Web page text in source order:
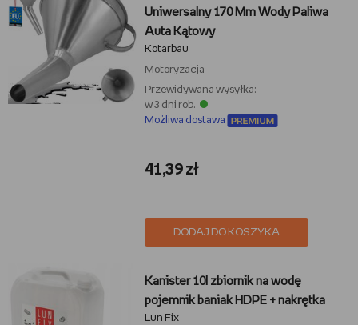
Uniwersalny 170 Mm Wody Paliwa
Auta Kątowy
Kotarbau
Motoryzacja
Przewidywana wysyłka:
w 3 dni rob.
Możliwa dostawa
41,39 zł
DODAJ DO KOSZYKA
Kanister 10l zbiornik na wodę
pojemnik baniak HDPE + nakrętka
Lun Fix